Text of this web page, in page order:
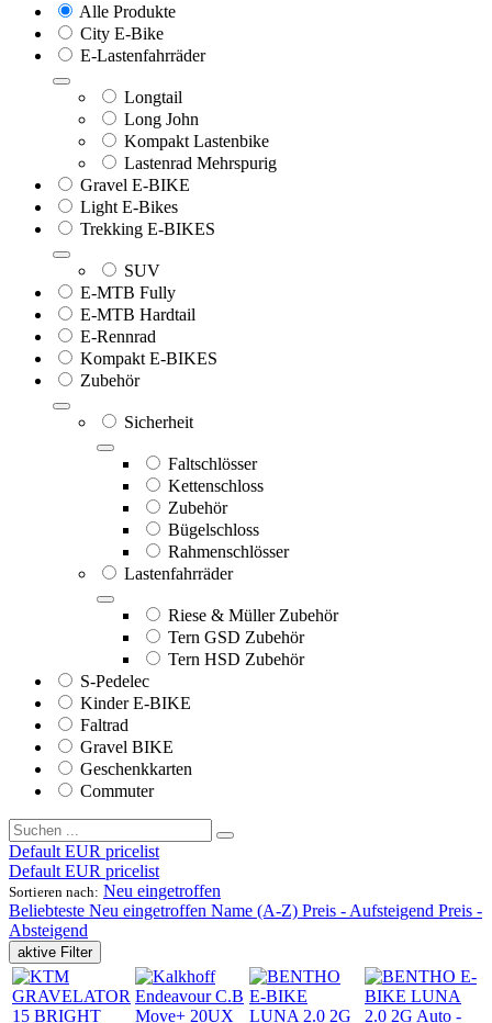
Alle Produkte
City E-Bike
E-Lastenfahrräder
Longtail
Long John
Kompakt Lastenbike
Lastenrad Mehrspurig
Gravel E-BIKE
Light E-Bikes
Trekking E-BIKES
SUV
E-MTB Fully
E-MTB Hardtail
E-Rennrad
Kompakt E-BIKES
Zubehör
Sicherheit
Faltschlösser
Kettenschloss
Zubehör
Bügelschloss
Rahmenschlösser
Lastenfahrräder
Riese & Müller Zubehör
Tern GSD Zubehör
Tern HSD Zubehör
S-Pedelec
Kinder E-BIKE
Faltrad
Gravel BIKE
Geschenkkarten
Commuter
Default EUR pricelist
Default EUR pricelist
Sortieren nach: Neu eingetroffen
Beliebteste Neu eingetroffen Name (A-Z) Preis - Aufsteigend Preis -
Absteigend
aktive Filter